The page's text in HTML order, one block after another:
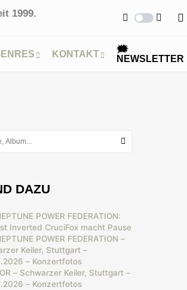
1999.
KONTAKT
🗯
NEWSLETTER
DAZU
POWER FEDERATION:
Inverted CruciFox macht Pause
POWER FEDERATION –
Keiler, Stuttgart –
– Konzertfotos
– Schwarzer Keiler, Stuttgart –
– Konzertfotos